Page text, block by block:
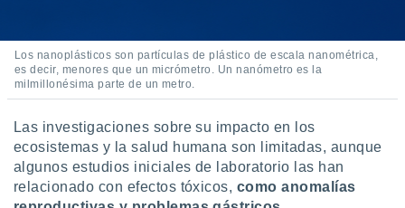
Los nanoplásticos son partículas de plástico de escala nanométrica,
es decir, menores que un micrómetro. Un nanómetro es la
milmillonésima parte de un metro.
Las investigaciones sobre su impacto en los
ecosistemas y la salud humana son limitadas, aunque
algunos estudios iniciales de laboratorio las han
relacionado con efectos tóxicos, como anomalías